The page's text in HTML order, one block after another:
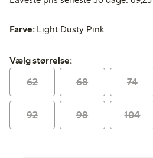
Farve: Light Dusty Pink
Vælg størrelse:
Vælg størrelse:
62 68 74
92 98 104